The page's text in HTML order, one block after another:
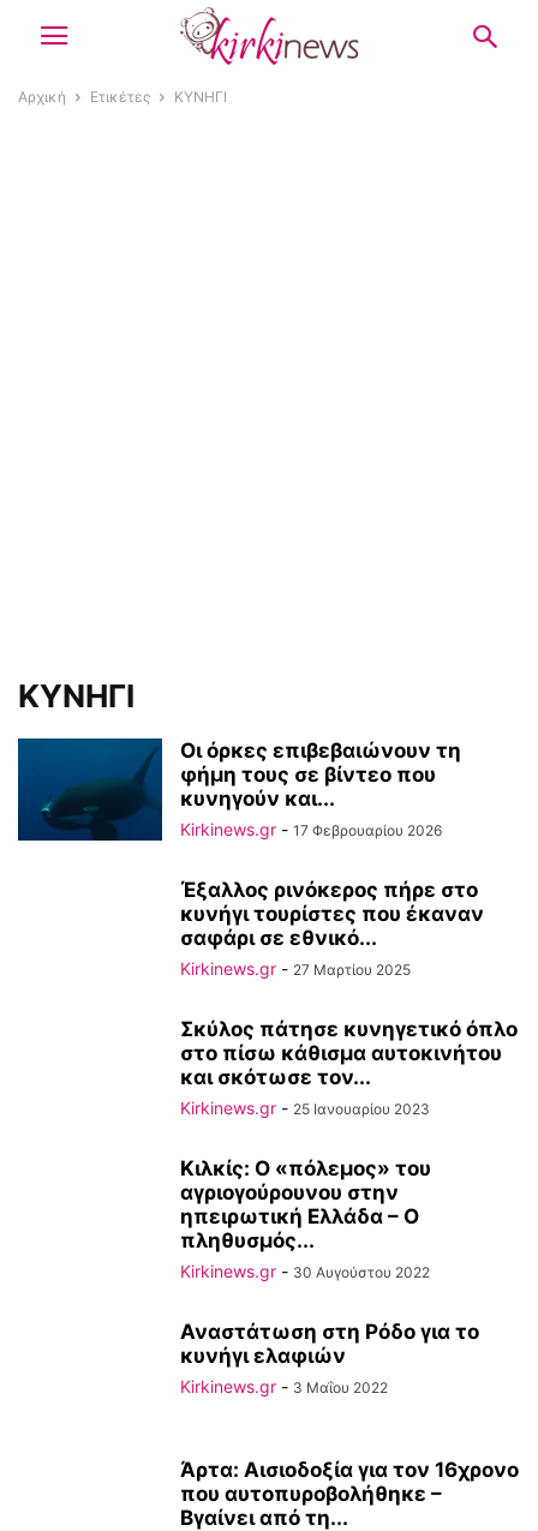
Αρχική Ετικέτες ΚΥΝΗΓΙ
ΚΥΝΗΓΙ
Οι όρκες επιβεβαιώνουν τη
φήμη τους σε βίντεο που
κυνηγούν και...
Kirkinews.gr - 17 Φεβρουαρίου 2026
Έξαλλος ρινόκερος πήρε στο
κυνήγι τουρίστες που έκαναν
σαφάρι σε εθνικό...
Kirkinews.gr - 27 Μαρτίου 2025
Σκύλος πάτησε κυνηγετικό όπλο
στο πίσω κάθισμα αυτοκινήτου
και σκότωσε τον...
Kirkinews.gr - 25 Ιανουαρίου 2023
Κιλκίς: Ο «πόλεμος» του
αγριογούρουνου στην
ηπειρωτική Ελλάδα – Ο
πληθυσμός...
Kirkinews.gr - 30 Αυγούστου 2022
Αναστάτωση στη Ρόδο για το
κυνήγι ελαφιών
Kirkinews.gr - 3 Μαΐου 2022
Άρτα: Αισιοδοξία για τον 16χρονο
που αυτοπυροβολήθηκε –
Βγαίνει από τη...